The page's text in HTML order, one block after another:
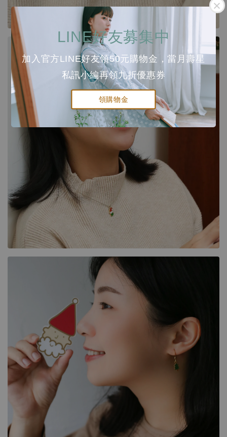
LINE好友募集中
加入官方LINE好友領50元購物金，當月壽星
私訊小編再領九折優惠券
領購物金